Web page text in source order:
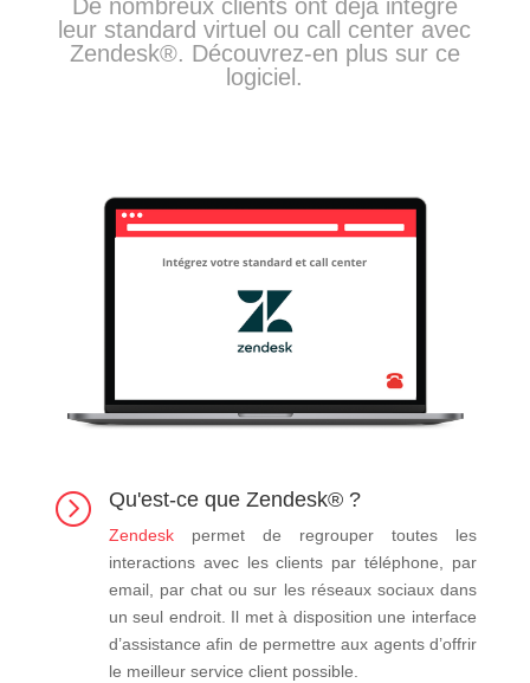
De nombreux clients ont déjà intégré
leur standard virtuel ou call center avec
Zendesk®. Découvrez-en plus sur ce
logiciel.
= Qu'est-ce que Zendesk® ?
Zendesk permet de regrouper toutes les
interactions avec les clients par téléphone, par
email, par chat ou sur les réseaux sociaux dans
un seul endroit. Il met à disposition une interface
d’assistance afin de permettre aux agents d’offrir
le meilleur service client possible.